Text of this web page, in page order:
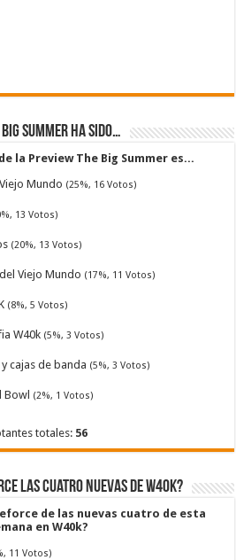
Summer ha sido…
la Preview The Big Summer es...
Mundo (25%, 16 Votos)
13 Votos)
(20%, 13 Votos)
Viejo Mundo (17%, 11 Votos)
(8%, 5 Votos)
W40k (5%, 3 Votos)
cajas de banda (5%, 3 Votos)
Bowl (2%, 1 Votos)
totales: 56
las cuatro nuevas de W40k?
de las nuevas cuatro de esta
en W40k?
11 Votos)